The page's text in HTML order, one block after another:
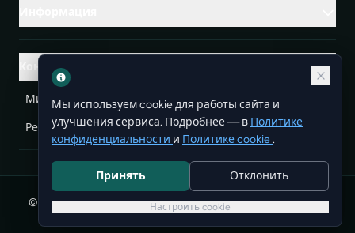
Контакты
Михаленко Руслан Леонидович, УНП ЕА3732804
Республика Беларусь info@doit.by
© 2026 DoIt — бесплатные объявления в Беларуси. Все
Мы используем cookie для работы сайта и
улучшения сервиса. Подробнее — в Политике
конфиденциальности и Политике cookie.
Принять Отклонить
Настроить cookie